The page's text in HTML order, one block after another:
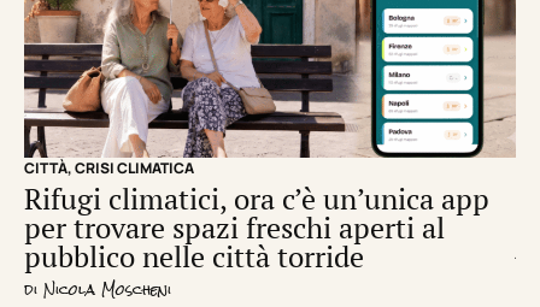
CITTÀ,CRISI CLIMATICA
Rifugi climatici, ora c’è un’unica app
per trovare spazi freschi aperti al
pubblico nelle città torride
di Nicola Moscheni